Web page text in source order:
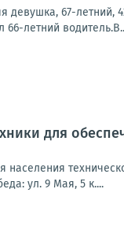
67-летний,
66-летний
для
населения
ул. 9 Мая, 5 к....